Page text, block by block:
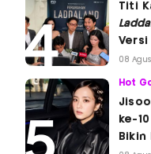
Titi
Versi
08
Hot
ke-
Bikin